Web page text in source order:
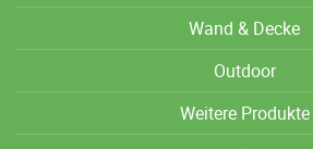
Wand & Decke
Outdoor
Weitere Produkte